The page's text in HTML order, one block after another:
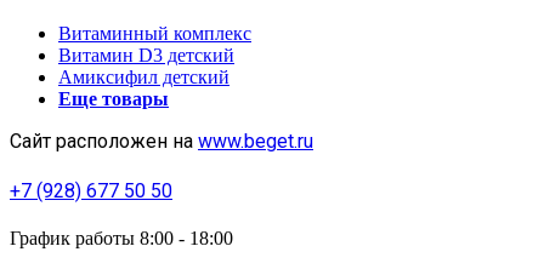
Витаминный комплекс
Витамин D3 детский
Амиксифил детский
Еще товары
Сайт расположен на www.beget.ru
+7 (928) 677 50 50
График работы 8:00 - 18:00